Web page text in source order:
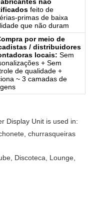
feito de
primas de baixa
que não duram
por meio de
/ distribuidores
locais: Sem
+ Sem
de qualidade +
~ 3 camadas de
Display Unit is used in:
churrasqueiras
Discoteca, Lounge,
jardim ou seções de